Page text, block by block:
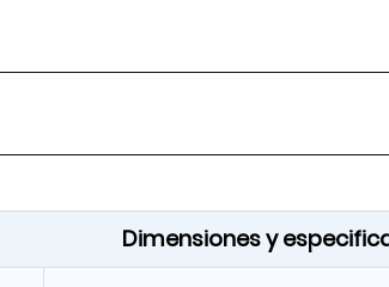
Dimensiones y